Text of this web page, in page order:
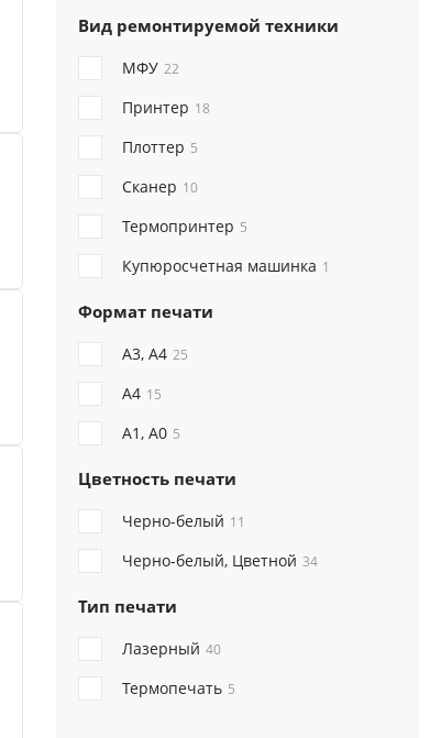
Вид ремонтируемой техники
МФУ 22
Принтер 18
Плоттер 5
Сканер 10
Термопринтер 5
Купюросчетная машинка 1
Формат печати
A3, A4 25
A4 15
А1, A0 5
Цветность печати
Черно-белый 11
Черно-белый, Цветной 34
Тип печати
Лазерный 40
Термопечать 5